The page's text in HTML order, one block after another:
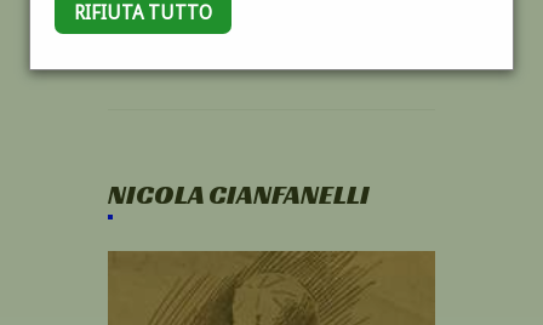
RIFIUTA TUTTO
NICOLA CIANFANELLI